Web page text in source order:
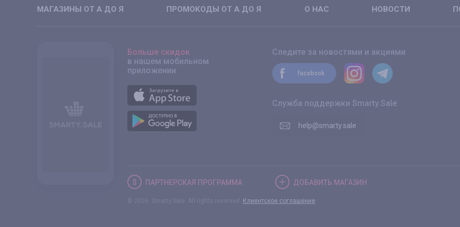
МАГАЗИНЫ ОТ А ДО Я ПРОМОКОДЫ ОТ А ДО Я О НАС НОВОСТИ
Больше скидок
в нашем мобильном
приложении
Следите за новостями и акциями
facebook
Служба поддержки Smarty.Sale
help@smarty.sale
ПАРТНЕРСКАЯ ПРОГРАММА ДОБАВИТЬ МАГАЗИН
Клиентское соглашение